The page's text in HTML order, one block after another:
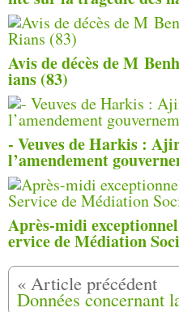
Avis de décès de M
ians (83)
- Veuves de Harkis :
l’amendement
Après-midi
ervice de Médiation